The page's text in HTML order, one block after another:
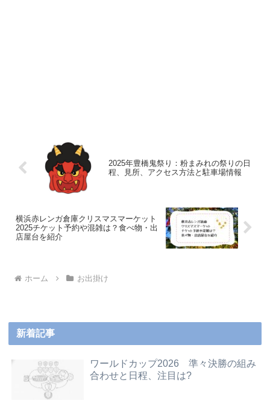
2025年豊橋鬼祭り：粉まみれの祭りの日
程、見所、アクセス方法と駐車場情報
横浜赤レンガ倉庫クリスマスマーケット
2025チケット予約や混雑は？食べ物・出
店屋台を紹介
ホーム お出掛け
新着記事
ワールドカップ2026 準々決勝の組み
合わせと日程、注目は?